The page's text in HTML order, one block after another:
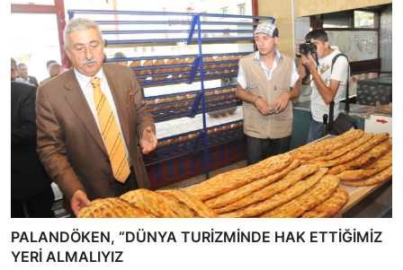
PALANDÖKEN, “DÜNYA TURİZMİNDE HAK ETTİĞİMİZ
YERİ ALMALIYIZ